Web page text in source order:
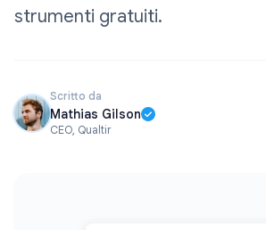
strumenti gratuiti.
Scritto da
Mathias Gilson
CEO, Qualtir